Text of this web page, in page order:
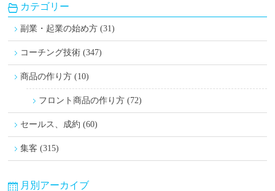
カテゴリー
副業・起業の始め方 (31)
コーチング技術 (347)
商品の作り方 (10)
フロント商品の作り方 (72)
セールス、成約 (60)
集客 (315)
月別アーカイブ